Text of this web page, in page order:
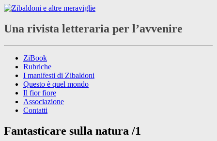
Una rivista letteraria per l’avvenire
ZiBook
Rubriche
I manifesti di Zibaldoni
Questo è quel mondo
Il fior fiore
Associazione
Contatti
Fantasticare sulla natura /1